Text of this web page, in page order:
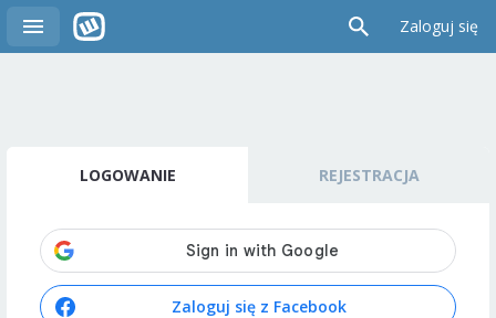
Zaloguj się
LOGOWANIE REJESTRACJA
Zaloguj się z Facebook